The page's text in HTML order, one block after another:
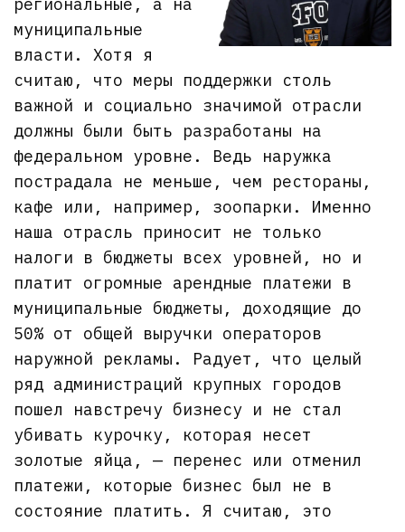
региональные, а на
муниципальные
власти. Хотя я
считаю, что меры поддержки столь
важной и социально значимой отрасли
должны были быть разработаны на
федеральном уровне. Ведь наружка
пострадала не меньше, чем рестораны,
кафе или, например, зоопарки. Именно
наша отрасль приносит не только
налоги в бюджеты всех уровней, но и
платит огромные арендные платежи в
муниципальные бюджеты, доходящие до
50% от общей выручки операторов
наружной рекламы. Радует, что целый
ряд администраций крупных городов
пошел навстречу бизнесу и не стал
убивать курочку, которая несет
золотые яйца, — перенес или отменил
платежи, которые бизнес был не в
состояние платить. Я считаю, это